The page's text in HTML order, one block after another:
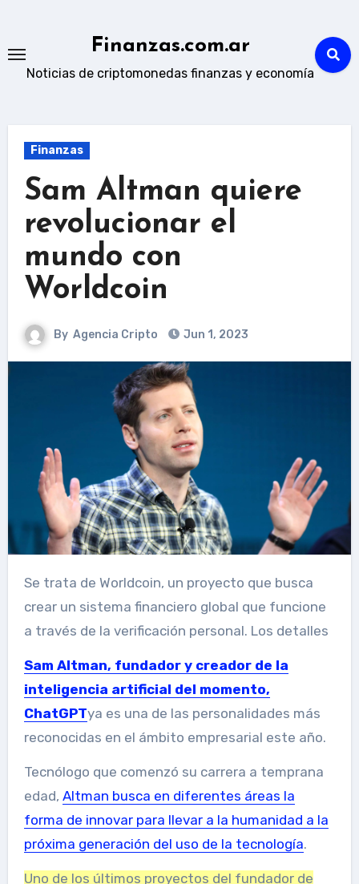
content
Finanzas.com.ar
Noticias de criptomonedas finanzas y economía
Finanzas
Sam Altman quiere
revolucionar el
mundo con
Worldcoin
By Agencia Cripto Jun 1, 2023
Se trata de Worldcoin, un proyecto que busca
crear un sistema financiero global que funcione
a través de la verificación personal. Los detalles
Sam Altman, fundador y creador de la
inteligencia artificial del momento,
ChatGPTya es una de las personalidades más
reconocidas en el ámbito empresarial este año.
Tecnólogo que comenzó su carrera a temprana
edad, Altman busca en diferentes áreas la
forma de innovar para llevar a la humanidad a la
próxima generación del uso de la tecnología.
Uno de los últimos proyectos del fundador de